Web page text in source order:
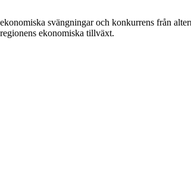
svängningar och konkurrens från
ekonomiska tillväxt.